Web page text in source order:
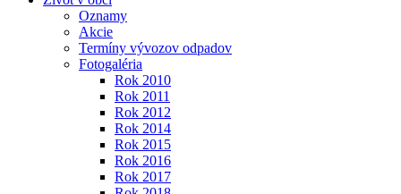
Oznamy
Akcie
Termíny vývozov odpadov
Fotogaléria
Rok 2010
Rok 2011
Rok 2012
Rok 2014
Rok 2015
Rok 2016
Rok 2017